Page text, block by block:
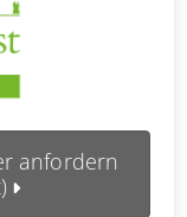
anfordern